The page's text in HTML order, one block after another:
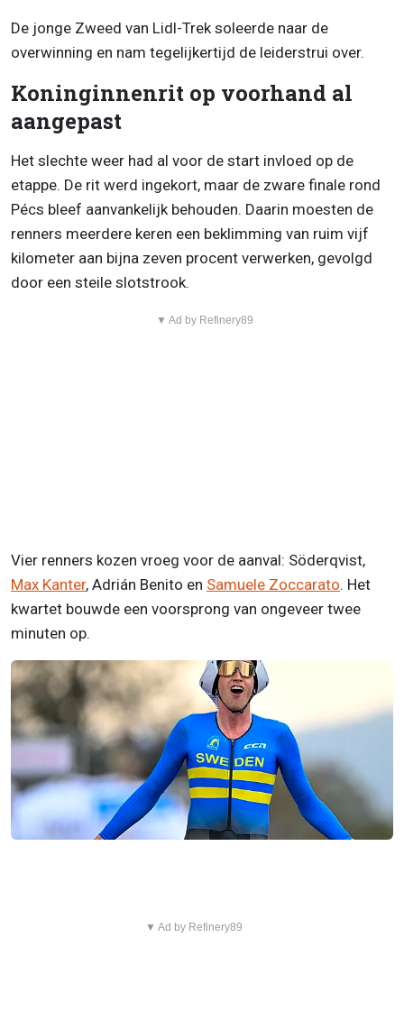
De jonge Zweed van Lidl-Trek soleerde naar de
overwinning en nam tegelijkertijd de leiderstrui over.
Koninginnenrit op voorhand al
aangepast
Het slechte weer had al voor de start invloed op de
etappe. De rit werd ingekort, maar de zware finale rond
Pécs bleef aanvankelijk behouden. Daarin moesten de
renners meerdere keren een beklimming van ruim vijf
kilometer aan bijna zeven procent verwerken, gevolgd
door een steile slotstrook.
▼ Ad by Refinery89
Vier renners kozen vroeg voor de aanval: Söderqvist,
Max Kanter, Adrián Benito en Samuele Zoccarato. Het
kwartet bouwde een voorsprong van ongeveer twee
minuten op.
▼ Ad by Refinery89